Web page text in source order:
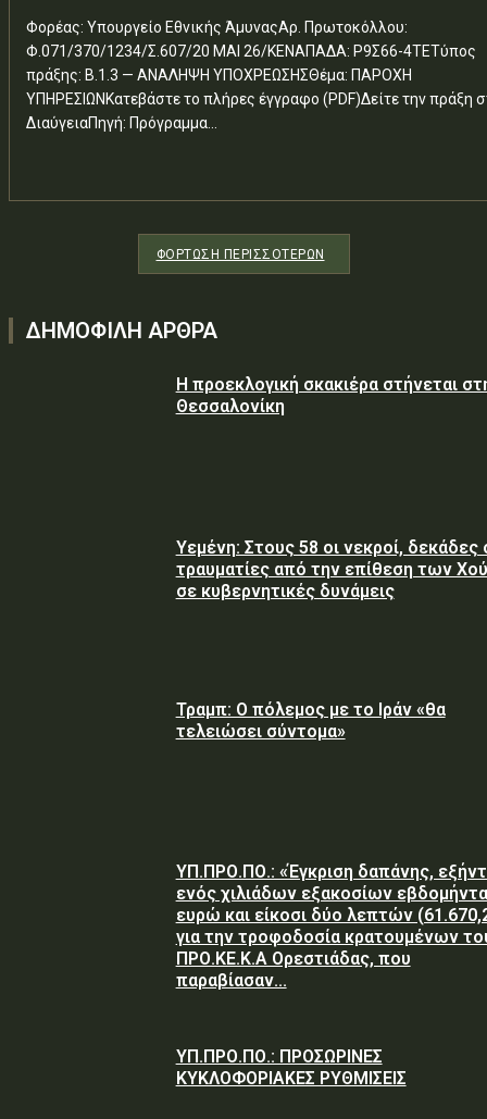
Φορέας: Υπουργείο Εθνικής ΆμυναςΑρ. Πρωτοκόλλου:
Φ.071/370/1234/Σ.607/20 ΜΑΙ 26/ΚΕΝΑΠΑΔΑ: Ρ9Σ66-4ΤΕΤύπος
πράξης: Β.1.3 — ΑΝΑΛΗΨΗ ΥΠΟΧΡΕΩΣΗΣΘέμα: ΠΑΡΟΧΗ
ΥΠΗΡΕΣΙΩΝΚατεβάστε το πλήρες έγγραφο (PDF)Δείτε την πράξη
ΔιαύγειαΠηγή: Πρόγραμμα...
ΦΌΡΤΩΣΗ ΠΕΡΙΣΣΟΤΈΡΩΝ
ΔΗΜΟΦΙΛΗ ΑΡΘΡΑ
Η προεκλογική σκακιέρα στήνεται
Θεσσαλονίκη
Υεμένη: Στους 58 οι νεκροί, δεκάδες
τραυματίες από την επίθεση των
σε κυβερνητικές δυνάμεις
Τραμπ: Ο πόλεμος με το Ιράν «θα
τελειώσει σύντομα»
ΥΠ.ΠΡΟ.ΠΟ.: «Έγκριση δαπάνης,
ενός χιλιάδων εξακοσίων εβδομήντα
ευρώ και είκοσι δύο λεπτών
για την τροφοδοσία κρατουμένων
ΠΡΟ.ΚΕ.Κ.Α Ορεστιάδας, που
παραβίασαν...
ΥΠ.ΠΡΟ.ΠΟ.: ΠΡΟΣΩΡΙΝΕΣ
ΚΥΚΛΟΦΟΡΙΑΚΕΣ ΡΥΘΜΙΣΕΙΣ